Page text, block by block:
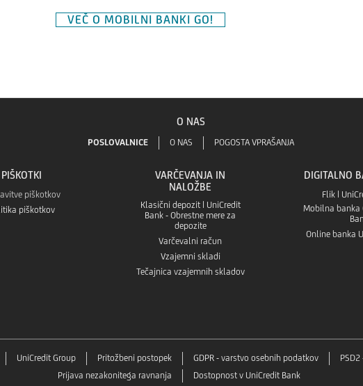
VEČ O MOBILNI BANKI GO!
O NAS
POSLOVALNICE O NAS POGOSTA VPRAŠANJA
PIŠKOTKI
piškotkov
piškotkov
VARČEVANJA IN
NALOŽBE
Klasični depozit | UniCredit
Bank - Obrestne mere za
depozite
Varčevalni račun
Vzajemni skladi
Tečajnica vzajemnih skladov
DIGITALNO
Flik |
Mobilna banka
Online banka
UniCredit Group Pritožbeni postopek GDPR - varstvo osebnih podatkov
Prijava nezakonitega ravnanja
Dostopnost v UniCredit Bank